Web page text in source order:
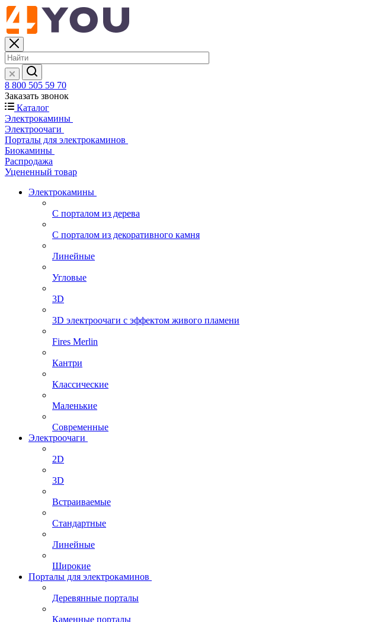
8 800 505 59 70
Заказать звонок
Каталог
Электрокамины
Электроочаги
Порталы для электрокаминов
Биокамины
Распродажа
Уцененный товар
Электрокамины
С порталом из дерева
С порталом из декоративного камня
Линейные
Угловые
3D
3D электроочаги с эффектом живого пламени
Fires Merlin
Кантри
Классические
Маленькие
Современные
Электроочаги
2D
3D
Встраиваемые
Стандартные
Линейные
Широкие
Порталы для электрокаминов
Деревянные порталы
Каменные порталы